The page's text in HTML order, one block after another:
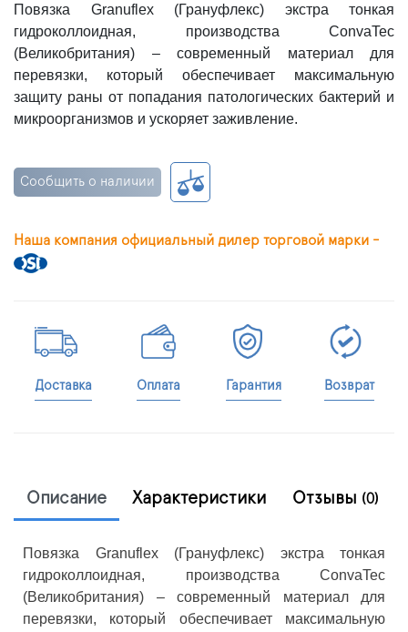
Повязка Granuflex (Грануфлекс) экстра тонкая
гидроколлоидная, производства ConvaTec
(Великобритания) – современный материал для
перевязки, который обеспечивает максимальную
защиту раны от попадания патологических бактерий и
микроорганизмов и ускоряет заживление.
Сообщить о наличии
Наша компания официальный дилер торговой марки -
Доставка Оплата Гарантия Возврат
Описание Характеристики Отзывы (0)
Повязка Granuflex (Грануфлекс) экстра тонкая
гидроколлоидная, производства ConvaTec
(Великобритания) – современный материал для
перевязки, который обеспечивает максимальную